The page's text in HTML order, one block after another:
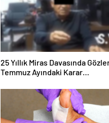
25 Yıllık Miras Davasında
Temmuz Ayındaki Karar